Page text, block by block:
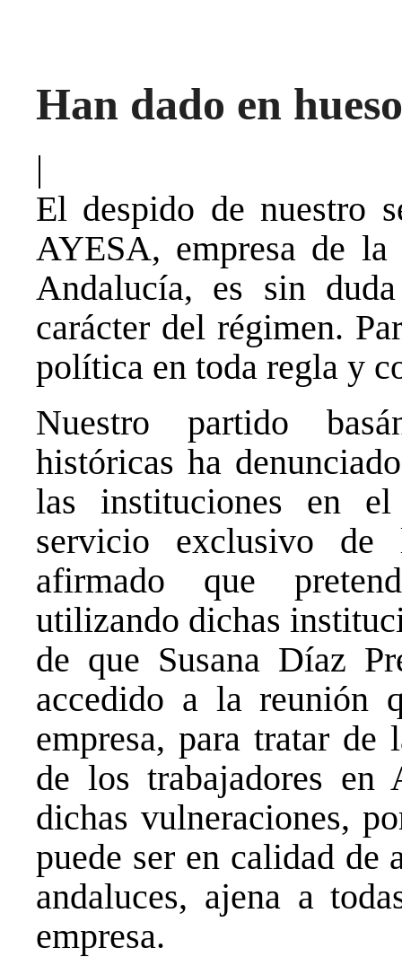
Han dado en
|
El despido de nuestro
AYESA, empresa de
Andalucía, es sin
carácter del régimen.
política en toda regla y
Nuestro partido
históricas ha
las instituciones en
servicio exclusivo de
afirmado que
utilizando dichas
de que Susana Díaz
accedido a la reunión
empresa, para tratar de
de los trabajadores en
dichas vulneraciones,
puede ser en calidad de
andaluces, ajena a
empresa.